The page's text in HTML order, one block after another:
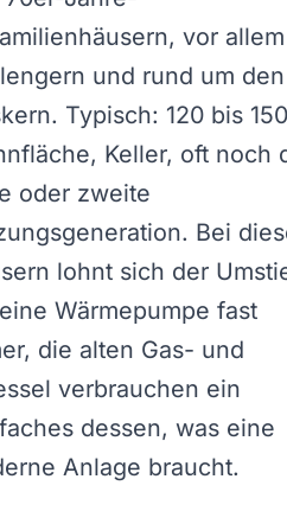
vor
und rund um den
Typisch: 120 bis
Keller, oft noch
oder zweite
Bei
lohnt sich der
Wärmepumpe fast
die alten Gas- und
verbrauchen ein
dessen, was eine
Anlage braucht.